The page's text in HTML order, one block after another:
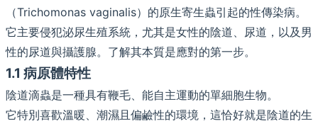
（Trichomonas vaginalis）的原生寄生蟲引起的性傳染病。
它主要侵犯泌尿生殖系統，尤其是女性的陰道、尿道，以及男
性的尿道與攝護腺。了解其本質是應對的第一步。
1.1 病原體特性
陰道滴蟲是一種具有鞭毛、能自主運動的單細胞生物。
它特別喜歡溫暖、潮濕且偏鹼性的環境，這恰好就是陰道的生